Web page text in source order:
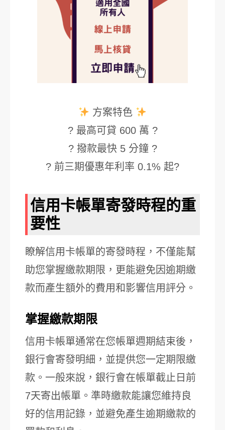
方案特色
? 最高可貸 600 萬 ?
? 撥款最快 5 分鐘 ?
? 前三期優惠年利率 0.1% 起?
信用卡帳單寄發時程的重
要性
瞭解信用卡帳單的寄發時程，不僅能幫
助您掌握繳款期限，更能避免因逾期繳
款而產生額外的費用和影響信用評分。
掌握繳款期限
信用卡帳單通常在您帳單週期結束後，
銀行會寄發明細，並提供您一定期限繳
款。一般來說，銀行會在帳單截止日前
7天寄出帳單。準時繳款能讓您維持良
好的信用記錄，並避免產生逾期繳款的